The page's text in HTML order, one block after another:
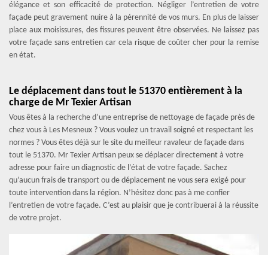
élégance et son efficacité de protection. Négliger l’entretien de votre
façade peut gravement nuire à la pérennité de vos murs. En plus de laisser
place aux moisissures, des fissures peuvent être observées. Ne laissez pas
votre façade sans entretien car cela risque de coûter cher pour la remise
en état.
Le déplacement dans tout le 51370 entièrement à la
charge de Mr Texier Artisan
Vous êtes à la recherche d’une entreprise de nettoyage de façade près de
chez vous à Les Mesneux ? Vous voulez un travail soigné et respectant les
normes ? Vous êtes déjà sur le site du meilleur ravaleur de façade dans
tout le 51370. Mr Texier Artisan peux se déplacer directement à votre
adresse pour faire un diagnostic de l’état de votre façade. Sachez
qu’aucun frais de transport ou de déplacement ne vous sera exigé pour
toute intervention dans la région. N’hésitez donc pas à me confier
l’entretien de votre façade. C’est au plaisir que je contribuerai à la réussite
de votre projet.